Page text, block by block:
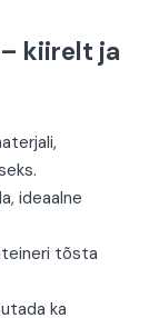
kiirelt ja
ideaalne
tõsta
ka